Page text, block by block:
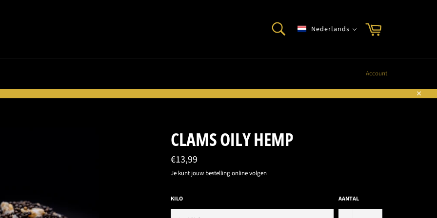
Nederlands
Account
CLAMS OILY HEMP
Normale
prijs
€13,99
Je kunt jouw bestelling online volgen
KILO AANTAL